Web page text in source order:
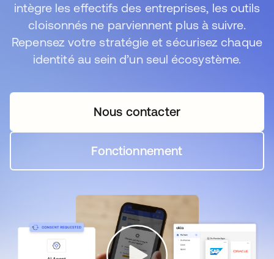
intègre les effectifs des entreprises, les outils
cloisonnés ne parviennent plus à suivre.
Repensez votre stratégie et sécurisez chaque
identité au sein d’un seul écosystème.
Nous contacters’ouvre dans un nouvel
Fonctionnements’ouvre dans un nouvel